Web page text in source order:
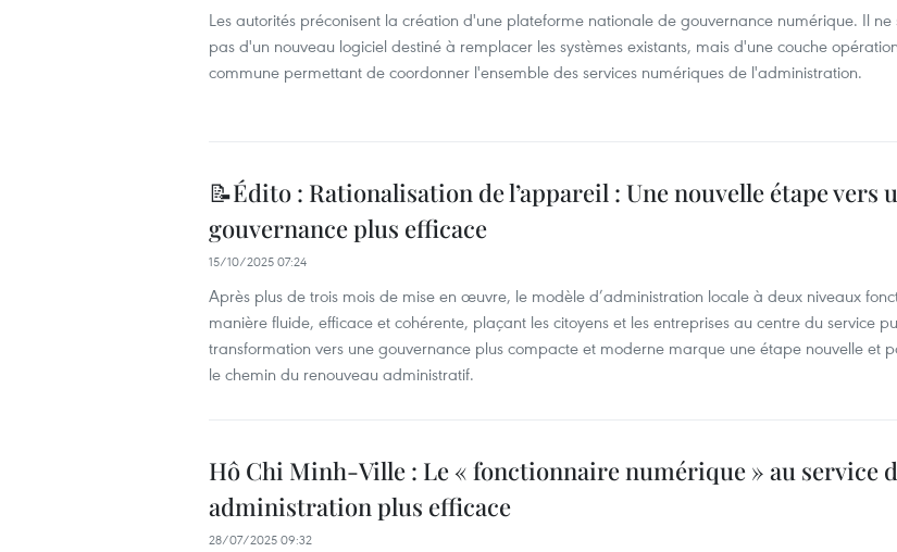
Les autorités préconisent la création d'une plateforme nationale de gouvernance numérique. Il
pas d'un nouveau logiciel destiné à remplacer les systèmes existants, mais d'une couche
commune permettant de coordonner l'ensemble des services numériques de l'administration.
📝Édito : Rationalisation de l’appareil : Une nouvelle étape vers
gouvernance plus efficace
15/10/2025 07:24
Après plus de trois mois de mise en œuvre, le modèle d’administration locale à deux niveaux
manière fluide, efficace et cohérente, plaçant les citoyens et les entreprises au centre du service
transformation vers une gouvernance plus compacte et moderne marque une étape nouvelle et
le chemin du renouveau administratif.
Hô Chi Minh-Ville : Le « fonctionnaire numérique » au service
administration plus efficace
28/07/2025 09:32